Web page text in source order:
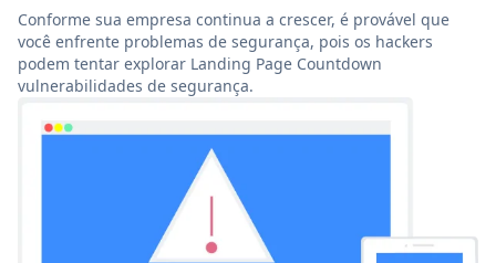
Conforme sua empresa continua a crescer, é provável que
você enfrente problemas de segurança, pois os hackers
podem tentar explorar Landing Page Countdown
vulnerabilidades de segurança.